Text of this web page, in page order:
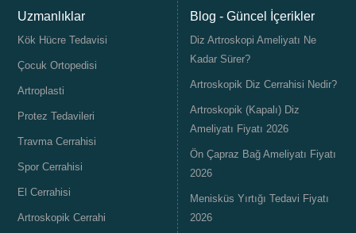
Uzmanlıklar
Kök Hücre Tedavisi
Çocuk Ortopedisi
Artroplasti
Protez Tedavileri
Travma Cerrahisi
Spor Cerrahisi
El Cerrahisi
Artroskopik Cerrahi
Blog - Güncel İçerikler
Diz Artroskopi Ameliyatı Ne
Kadar Sürer?
Artroskopik Diz Cerrahisi Nedir?
Artroskopik (Kapalı) Diz
Ameliyatı Fiyatı 2026
Ön Çapraz Bağ Ameliyatı Fiyatı
2026
Menisküs Yırtığı Tedavi Fiyatı
2026